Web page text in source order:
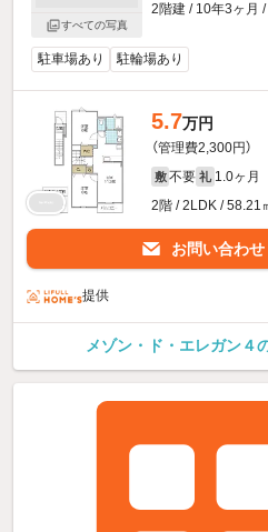
すべての写真
2階建 / 10年3ヶ月 /
駐車場あり 駐輪場あり
5.7万円
（管理費2,300円）
敷 不要 礼 1.0ヶ月
2階 / 2LDK / 58.21
お問い合わせ
提供
メゾン・ド・エレガン４